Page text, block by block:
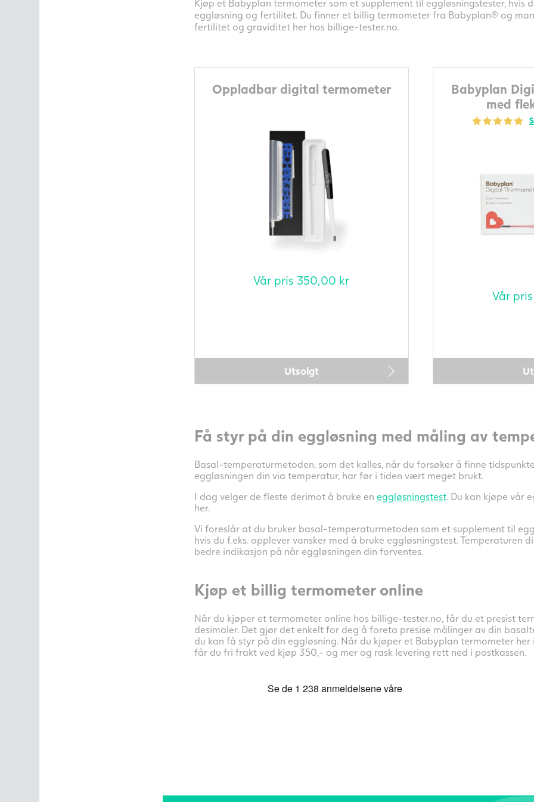
Kjøp et Babyplan termometer som et supplement til eggløsningstester, hvis
eggløsning og fertilitet. Du finner et billig termometer fra Babyplan® og
fertilitet og graviditet her hos billige-tester.no.
Oppladbar digital termometer
Vår pris 350,00 kr
Utsolgt
Babyplan
med
Vår
Få styr på din eggløsning med måling av
Basal-temperaturmetoden, som det kalles, når du forsøker å finne
eggløsningen din via temperatur, har før i tiden vært meget brukt.
I dag velger de fleste derimot å bruke en eggløsningstest. Du kan kjøpe vår
her.
Vi foreslår at du bruker basal-temperaturmetoden som et supplement til
hvis du f.eks. opplever vansker med å bruke eggløsningstest. Temperaturen
bedre indikasjon på når eggløsningen din forventes.
Kjøp et billig termometer online
Når du kjøper et termometer online hos billige-tester.no, får du et presist
desimaler. Det gjør det enkelt for deg å foreta presise målinger av din
du kan få styr på din eggløsning. Når du kjøper et Babyplan termometer her
får du fri frakt ved kjøp 350,- og mer og rask levering rett ned i postkassen.